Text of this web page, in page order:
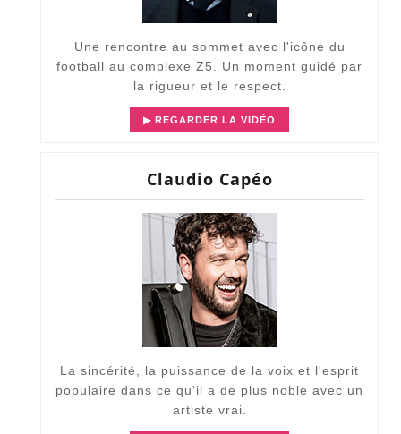
Une rencontre au sommet avec l'icône du
football au complexe Z5. Un moment guidé par
la rigueur et le respect.
▶ REGARDER LA VIDÉO
Claudio Capéo
La sincérité, la puissance de la voix et l'esprit
populaire dans ce qu'il a de plus noble avec un
artiste vrai.